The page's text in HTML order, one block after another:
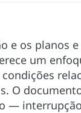
e os planos
um
O
—